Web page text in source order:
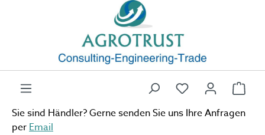
Zum Hauptinhalt springen
Sie sind Händler? Gerne senden Sie uns Ihre Anfragen
per Email
Du hast 0